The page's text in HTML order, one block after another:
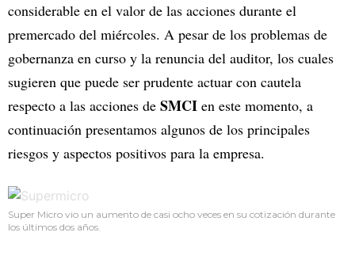
considerable en el valor de las acciones durante el
premercado del miércoles. A pesar de los problemas de
gobernanza en curso y la renuncia del auditor, los cuales
sugieren que puede ser prudente actuar con cautela
respecto a las acciones de SMCI en este momento, a
continuación presentamos algunos de los principales
riesgos y aspectos positivos para la empresa.
Super Micro vio un aumento de casi ocho veces en su cotización durante
los últimos dos años.